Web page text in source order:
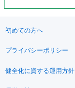
初めての方へ
プライバシーポリシー
健全化に資する運用方針